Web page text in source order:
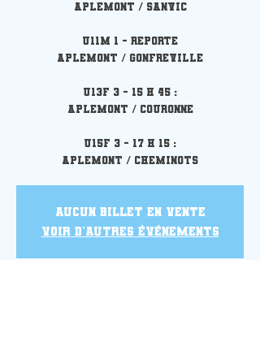
Aplemont / Sanvic
U11M 1 - REPORTE
Aplemont / Gonfreville
U13F 3 - 15 h 45 :
Aplemont / Couronne
U15F 3 - 17 h 15 :
Aucun billet en vente
Voir d'autres événements